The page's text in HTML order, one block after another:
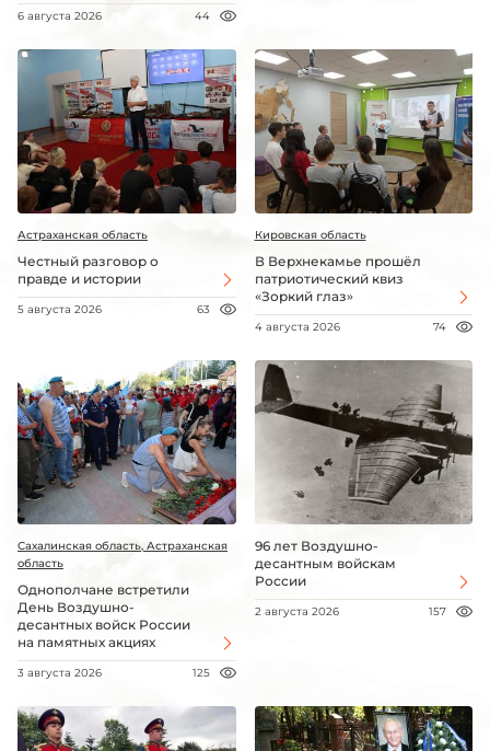
6 августа 2026 44
Астраханская область
Честный разговор о
правде и истории
5 августа 2026 63
Кировская область
В Верхнекамье прошёл
патриотический квиз
«Зоркий глаз»
4 августа 2026 74
Сахалинская область, Астраханская
область
Однополчане встретили
День Воздушно-
десантных войск России
на памятных акциях
3 августа 2026 125
96 лет Воздушно-
десантным войскам
России
2 августа 2026 157